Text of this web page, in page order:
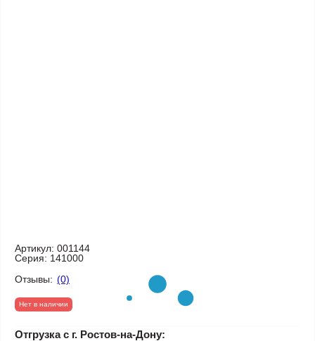
Артикул: 001144
Серия: 141000
Отзывы: (0)
Нет в наличии
Отгрузка с г. Ростов-на-Дону: